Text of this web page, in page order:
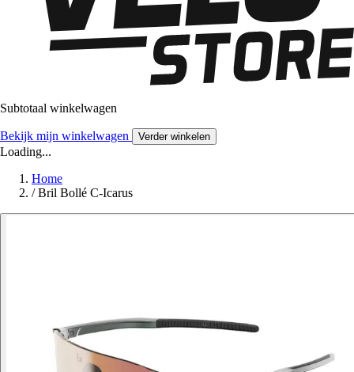
Subtotaal winkelwagen
Bekijk mijn winkelwagen Verder winkelen
Loading...
Home
/ Bril Bollé C-Icarus